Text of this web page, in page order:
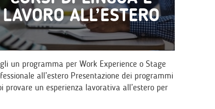
LAVORO ALL’ESTERO
un programma per Work Experience o Stage
all’estero Presentazione dei programmi
provare un esperienza lavorativa all’estero per